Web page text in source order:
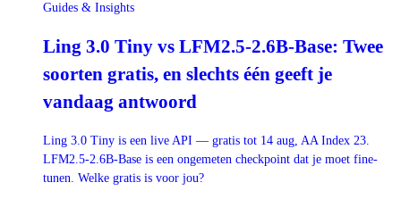
Guides & Insights
Ling 3.0 Tiny vs LFM2.5-2.6B-Base: Twee
soorten gratis, en slechts één geeft je
vandaag antwoord
Ling 3.0 Tiny is een live API — gratis tot 14 aug, AA Index 23.
LFM2.5-2.6B-Base is een ongemeten checkpoint dat je moet fine-
tunen. Welke gratis is voor jou?